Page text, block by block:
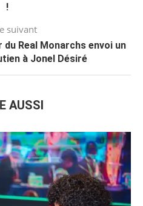
!
suivant
du Real Monarchs envoi un
à Jonel Désiré
AUSSI